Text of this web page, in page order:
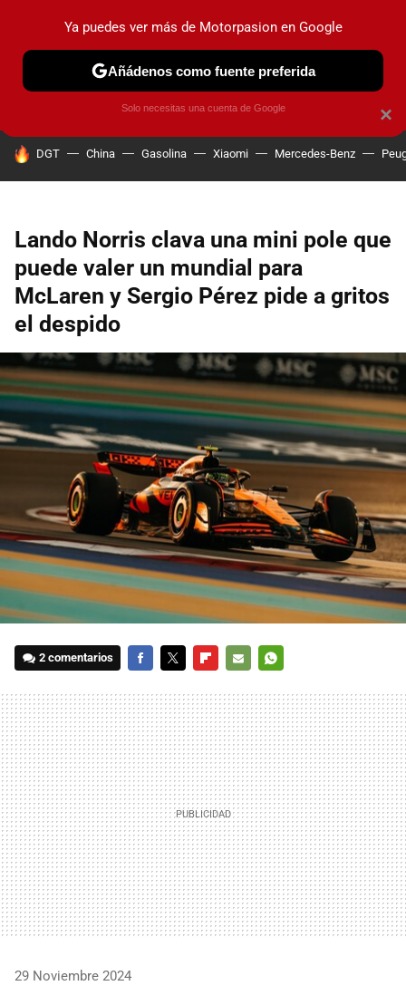
PRUEBAS COCHES ELÉCTRICOS OBSERVATORIO
HOY SE HABLA DE
DGT China Gasolina Xiaomi Mercedes-Benz
Lando Norris clava una mini pole que
puede valer un mundial para
McLaren y Sergio Pérez pide a gritos
el despido
2 comentarios
MAIL
29 Noviembre 2024
×
Ya puedes ver más de Motorpasion en Google
Añádenos como fuente preferida
Solo necesitas una cuenta de Google